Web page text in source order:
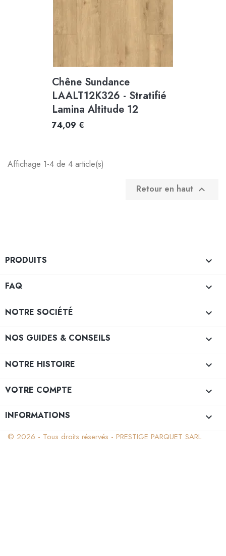
Chêne Sundance
LAALT12K326 - Stratifié
Lamina Altitude 12
74,09 €
Affichage 1-4 de 4 article(s)
Retour en haut 
PRODUITS 
FAQ 
NOTRE SOCIÉTÉ 
NOS GUIDES & CONSEILS 
NOTRE HISTOIRE 
VOTRE COMPTE 
INFORMATIONS keyboard_arrow_down
© 2026 - Tous droits réservés - PRESTIGE PARQUET SARL